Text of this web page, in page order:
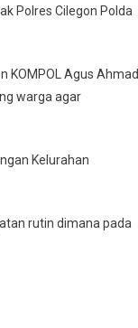
Polres Cilegon Polda
KOMPOL Agus Ahmad
warga agar
Kelurahan
rutin dimana pada